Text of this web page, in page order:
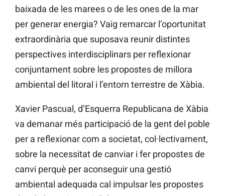
baixada de les marees o de les ones de la mar
per generar energia? Vaig remarcar l’oportunitat
extraordinària que suposava reunir distintes
perspectives interdisciplinars per reflexionar
conjuntament sobre les propostes de millora
ambiental del litoral i l’entorn terrestre de Xàbia.
Xavier Pascual, d’Esquerra Republicana de Xàbia
va demanar més participació de la gent del poble
per a reflexionar com a societat, col·lectivament,
sobre la necessitat de canviar i fer propostes de
canvi perquè per aconseguir una gestió
ambiental adequada cal impulsar les propostes